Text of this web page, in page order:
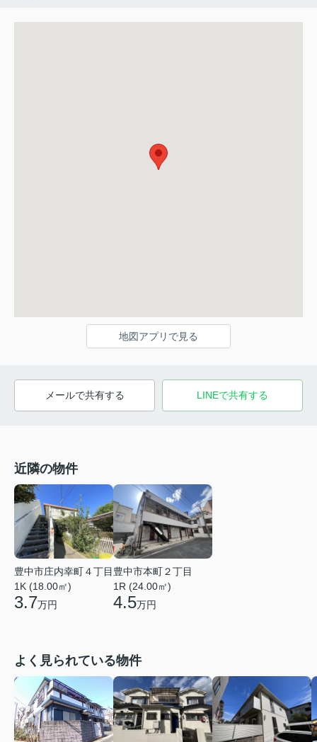
地図アプリで見る
メールで共有する LINEで共有する
近隣の物件
豊中市庄内幸町４丁目
1K (18.00㎡)
3.7万円
豊中市本町２丁目
1R (24.00㎡)
4.5万円
よく見られている物件